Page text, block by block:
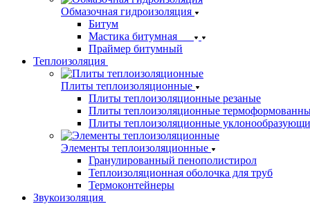
Обмазочная гидроизоляция
Битум
Мастика битумная
Праймер битумный
Теплоизоляция
Плиты теплоизоляционные
Плиты теплоизоляционные резаные
Плиты теплоизоляционные
Плиты теплоизоляционные
Элементы теплоизоляционные
Гранулированный пенополистирол
Теплоизоляционная оболочка для труб
Термоконтейнеры
Звукоизоляция